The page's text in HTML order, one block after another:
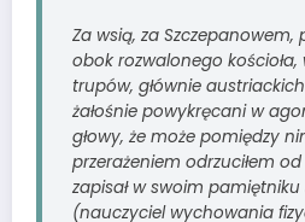
Za wsią, za Szczepanowem,
obok rozwalonego kościoła,
trupów, głównie
żałośnie powykręcani w
głowy, że może pomiędzy
przerażeniem odrzuciłem
zapisał w swoim pamiętniku
(nauczyciel wychowania